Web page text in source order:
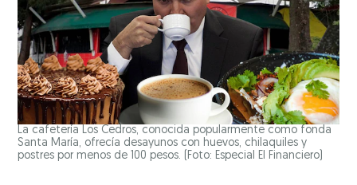
La cafetería Los Cedros, conocida popularmente como fonda
Santa María, ofrecía desayunos con huevos, chilaquiles y
postres por menos de 100 pesos. (Foto: Especial El Financiero)